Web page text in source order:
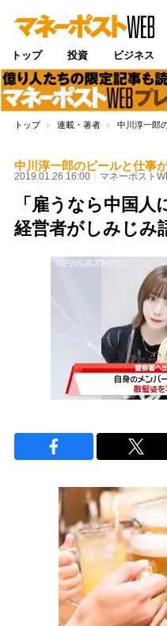
トップ 投資 ビジネス
トップ 連載・著者 中川淳一郎
中川淳一郎のビールと仕事
2019.01.26 16:00 マネーポスト
「雇うなら中国
経営者がしみじみ